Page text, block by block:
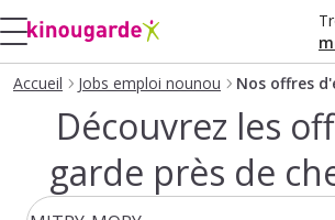
Accueil Jobs emploi nounou Nos offres
Découvrez les
garde près de